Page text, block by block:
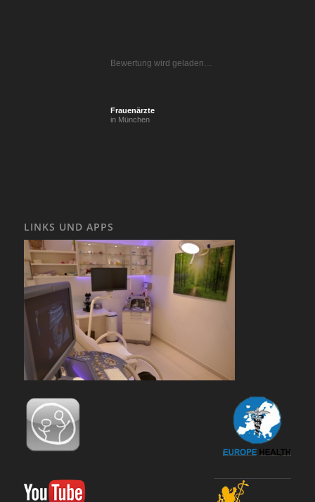
Bewertung wird geladen…
Frauenärzte
in München
LINKS UND APPS